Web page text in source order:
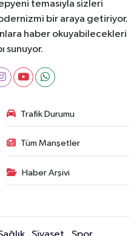
temasıyla sizleri
bir araya getiriyor.
haber okuyabilecekleri
sunuyor.
Trafik Durumu
Tüm Manşetler
Haber Arşivi